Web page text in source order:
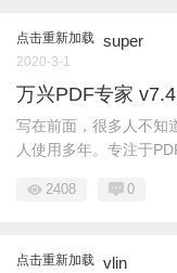
点击重新加载 super
2020-3-1
万兴PDF专家
写在前面，很多人不知
人使用多年。专注于
2408 0
点击重新加载 vlin